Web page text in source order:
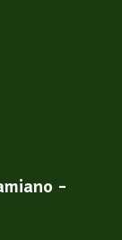
-